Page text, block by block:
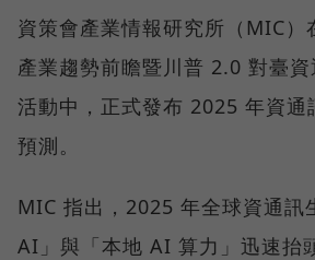
資策會產業情報研究所（MIC）
產業趨勢前瞻暨川普 2.0 對臺資
活動中，正式發布 2025 年資通
預測。
MIC 指出，2025 年全球資通訊
AI」與「本地 AI 算力」迅速抬